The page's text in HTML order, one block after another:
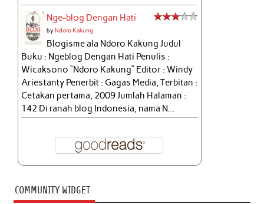
Nge-blog Dengan Hati
byNdoro Kakung
Blogisme ala Ndoro Kakung Judul
Buku : Ngeblog Dengan Hati Penulis :
Wicaksono “Ndoro Kakung” Editor : Windy
Ariestanty Penerbit : Gagas Media, Terbitan :
Cetakan pertama, 2009 Jumlah Halaman :
142 Di ranah blog Indonesia, nama N...
COMMUNITY WIDGET